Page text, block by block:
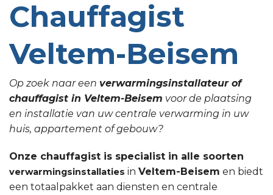
Chauffagist
Veltem-Beisem
Op zoek naar een verwarmingsinstallateur of
chauffagist in Veltem-Beisem voor de plaatsing
en installatie van uw centrale verwarming in uw
huis, appartement of gebouw?
Onze chauffagist is specialist in alle soorten
verwarmingsinstallaties in Veltem-Beisem en biedt
een totaalpakket aan diensten en centrale